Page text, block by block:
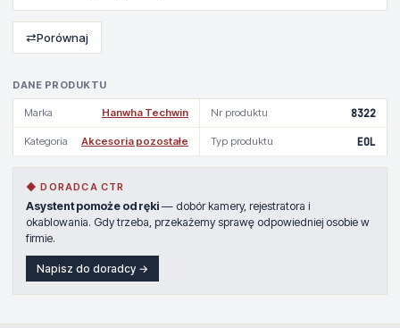
DANE PRODUKTU
Marka Hanwha Techwin Nr produktu 8322
Kategoria Akcesoria pozostałe Typ produktu EOL
◆ DORADCA CTR
Asystent pomoże od ręki — dobór kamery, rejestratora i
okablowania. Gdy trzeba, przekażemy sprawę odpowiedniej osobie w
firmie.
Napisz do doradcy →
⇄Porównaj